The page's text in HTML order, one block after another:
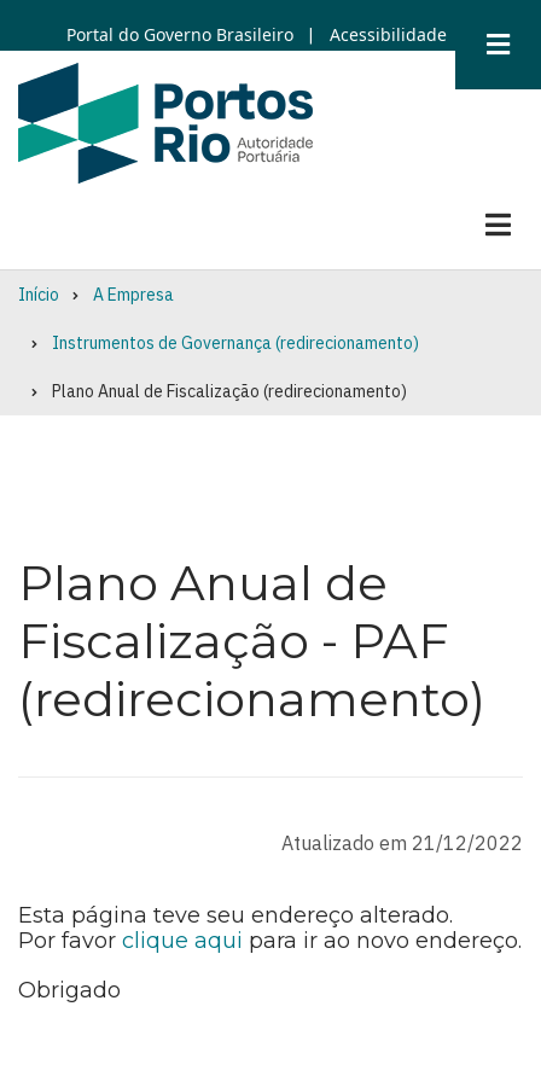
to
main
content
Portal do Governo Brasileiro | Acessibilidade
Breadcrumb
Início A Empresa
Instrumentos de Governança (redirecionamento)
Plano Anual de Fiscalização (redirecionamento)
Plano Anual de
Fiscalização - PAF
(redirecionamento)
Atualizado em 21/12/2022
Esta página teve seu endereço alterado.
Por favor clique aqui para ir ao novo endereço.
Obrigado